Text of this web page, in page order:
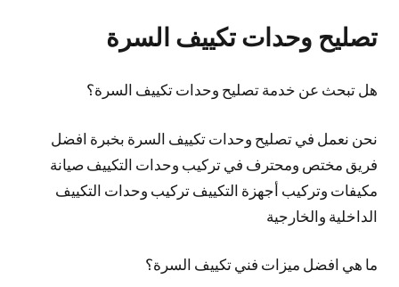
تصليح وحدات تكييف السرة
هل تبحث عن خدمة تصليح وحدات تكييف السرة؟
نحن نعمل في تصليح وحدات تكييف السرة بخبرة افضل
فريق مختص ومحترف في تركيب وحدات التكييف صيانة
مكيفات وتركيب أجهزة التكييف تركيب وحدات التكييف
الداخلية والخارجية
ما هي افضل ميزات فني تكييف السرة؟